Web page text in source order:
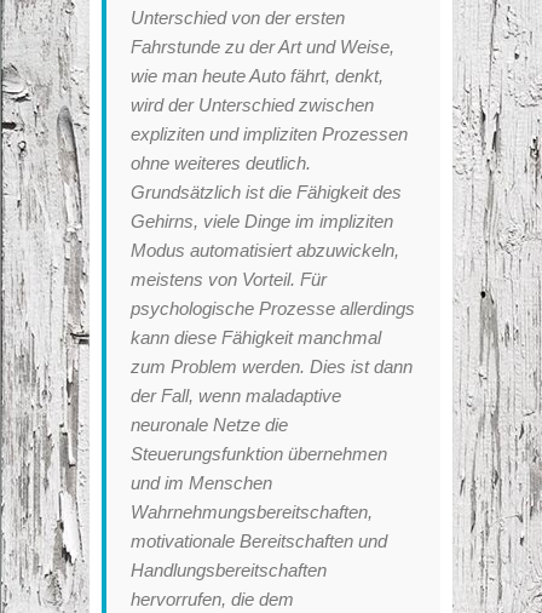
Unterschied von der ersten
Fahrstunde zu der Art und Weise,
wie man heute Auto fährt, denkt,
wird der Unterschied zwischen
expliziten und impliziten Prozessen
ohne weiteres deutlich.
Grundsätzlich ist die Fähigkeit des
Gehirns, viele Dinge im impliziten
Modus automatisiert abzuwickeln,
meistens von Vorteil. Für
psychologische Prozesse allerdings
kann diese Fähigkeit manchmal
zum Problem werden. Dies ist dann
der Fall, wenn maladaptive
neuronale Netze die
Steuerungsfunktion übernehmen
und im Menschen
Wahrnehmungsbereitschaften,
motivationale Bereitschaften und
Handlungsbereitschaften
hervorrufen, die dem